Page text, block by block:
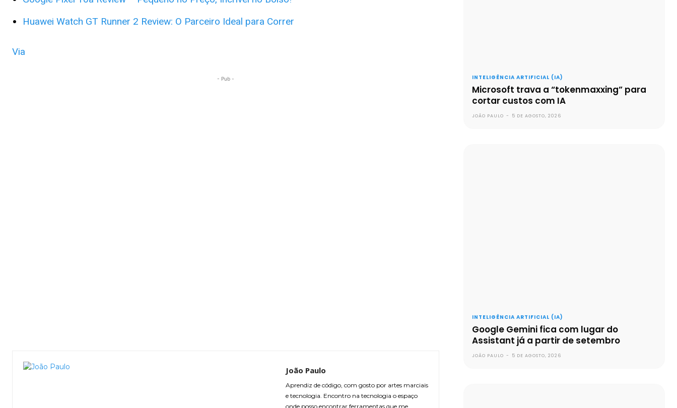
Huawei Watch GT Runner 2 Review: O Parceiro Ideal para Correr
Via
- Pub -
João Paulo
Aprendiz de código, com gosto por artes marciais
e tecnologia. Encontro na tecnologia o espaço
onde posso encontrar ferramentas que me
INTELIGÊNCIA ARTIFICIAL (IA)
Microsoft trava a “tokenmaxxing” para
cortar custos com IA
JOÃO PAULO - 5 DE AGOSTO, 2026
INTELIGÊNCIA ARTIFICIAL (IA)
Google Gemini fica com lugar do
Assistant já a partir de setembro
JOÃO PAULO - 5 DE AGOSTO, 2026